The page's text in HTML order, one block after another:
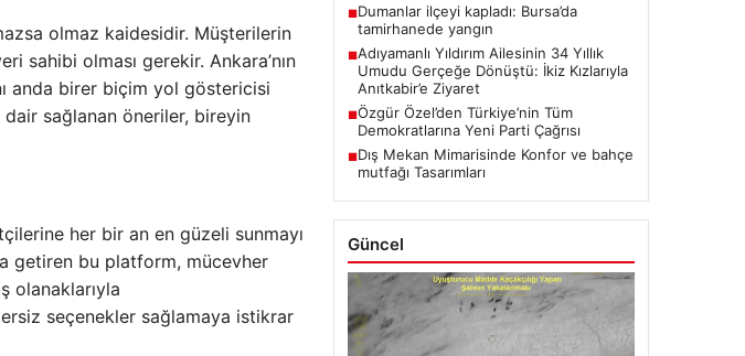
olmaz kaidesidir. Müşterilerin
sahibi olması gerekir. Ankara’nın
anda birer biçim yol göstericisi
sağlanan öneriler, bireyin
her bir an en güzeli sunmayı
getiren bu platform, mücevher
olanaklarıyla
seçenekler sağlamaya istikrar
■Dumanlar ilçeyi kapladı: Bursa’da
tamirhanede yangın
■Adıyamanlı Yıldırım Ailesinin 34 Yıllık
Umudu Gerçeğe Dönüştü: İkiz Kızlarıyla
Anıtkabir’e Ziyaret
■Özgür Özel’den Türkiye’nin Tüm
Demokratlarına Yeni Parti Çağrısı
■Dış Mekan Mimarisinde Konfor ve bahçe
mutfağı Tasarımları
Güncel